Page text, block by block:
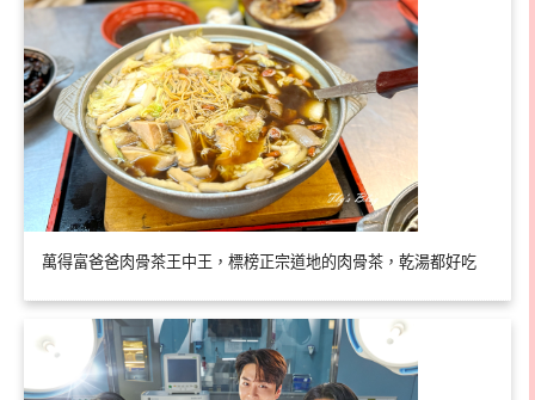
萬得富爸爸肉骨茶王中王，標榜正宗道地的肉骨茶，乾湯都好吃